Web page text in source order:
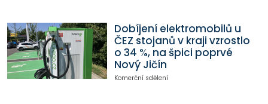
Dobíjení elektromobilů u
ČEZ stojanů v kraji vzrostlo
o 34 %, na špici poprvé
Nový Jičín
Komerční sdělení